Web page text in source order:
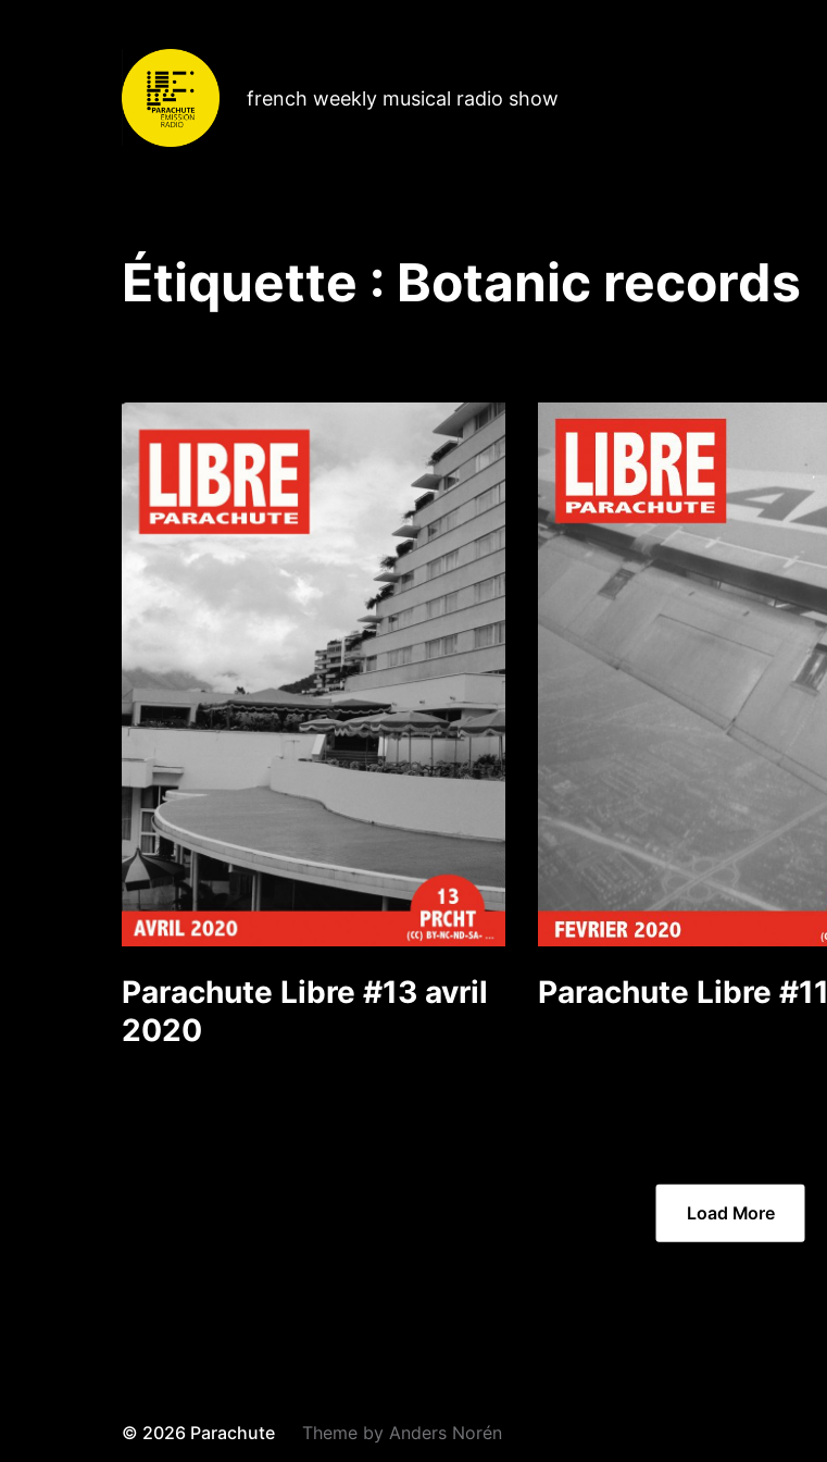
french weekly musical radio show
Étiquette : Botanic records
Parachute Libre #13 avril
2020
Parachute Libre #11
Load More
© 2026 Parachute Theme by Anders Norén